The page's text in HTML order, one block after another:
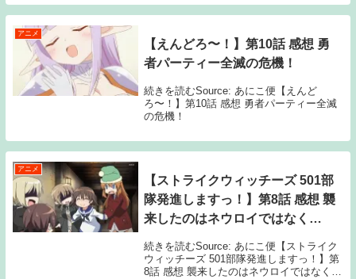
アニメ
【えんどろ〜！】第10話 感想 勇
者パーティー全滅の危機！
続きを読むSource: あにこ便【えんど
ろ〜！】第10話 感想 勇者パーティー全滅
の危機！
アニメ
【ストライクウィッチーズ 501部
隊発進しますっ！】第8話 感想 襲
来したのはネウロイではなく…
続きを読むSource: あにこ便【ストライク
ウィッチーズ 501部隊発進しますっ！】第
8話 感想 襲来したのはネウロイではなく…